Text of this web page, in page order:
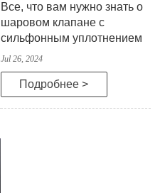
Все, что вам нужно знать о
шаровом клапане с
сильфонным уплотнением
Jul 26, 2024
Подробнее >